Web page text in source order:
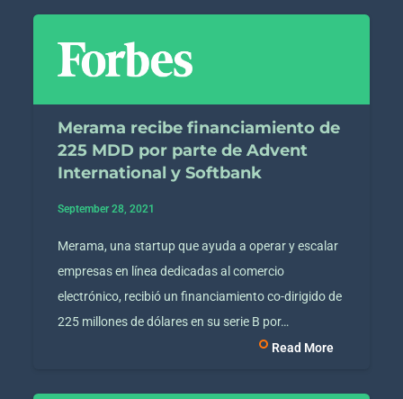
Merama recibe financiamiento de
225 MDD por parte de Advent
International y Softbank
September 28, 2021
Merama, una startup que ayuda a operar y escalar
empresas en línea dedicadas al comercio
electrónico, recibió un financiamiento co-dirigido de
225 millones de dólares en su serie B por…
Read More